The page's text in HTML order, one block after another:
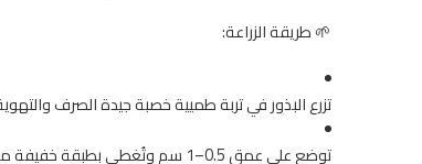
🌱 طريقة الزراعة:
تزرع البذور في تربة طميية خصبة جيدة الصرف
توضع على عمق 0.5–1 سم وتُغطى بطبقة خفيفة من التربة.